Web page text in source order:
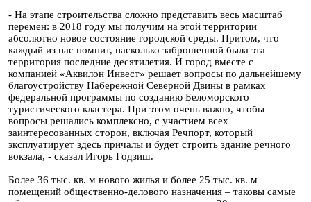
- На этапе строительства сложно представить весь масштаб
перемен: в 2018 году мы получим на этой территории
абсолютно новое состояние городской среды. Притом, что
каждый из нас помнит, насколько заброшенной была эта
территория последние десятилетия. И город вместе с
компанией «Аквилон Инвест» решает вопросы по дальнейшему
благоустройству Набережной Северной Двины в рамках
федеральной программы по созданию Беломорского
туристического кластера. При этом очень важно, чтобы
вопросы решались комплексно, с участием всех
заинтересованных сторон, включая Речпорт, который
эксплуатирует здесь причалы и будет строить здание речного
вокзала, - сказал Игорь Годзиш.
Более 36 тыс. кв. м нового жилья и более 25 тыс. кв. м
помещений общественно-делового назначения – таковы самые